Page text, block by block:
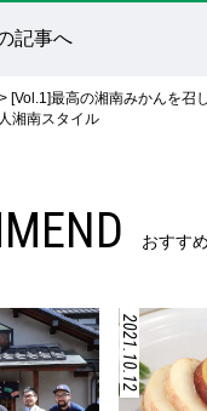
記事へ
>[Vol.1]最高の湘南みかんを召
湘南スタイル
おすす
2021.10.12